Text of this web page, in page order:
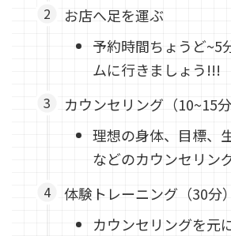
お店へ足を運ぶ
予約時間ちょうど~5
ムに行きましょう!!!
カウンセリング（10~15
理想の身体、目標、
などのカウンセリン
体験トレーニング（30分）
カウンセリングを元